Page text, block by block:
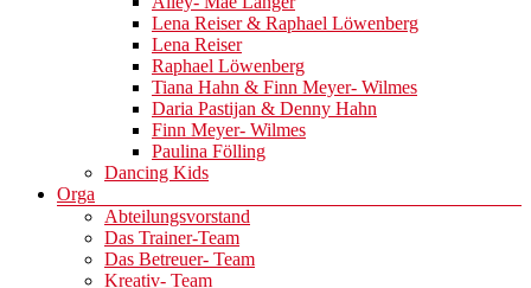
Lena Reiser & Raphael Löwenberg
Lena Reiser
Raphael Löwenberg
Tiana Hahn & Finn Meyer- Wilmes
Daria Pastijan & Denny Hahn
Finn Meyer- Wilmes
Paulina Fölling
Dancing Kids
Orga
Abteilungsvorstand
Das Trainer-Team
Das Betreuer- Team
Kreativ- Team